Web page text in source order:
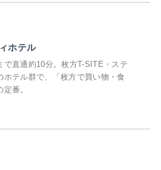
ホテル
で直通約10分。枚方T-SITE・ステ
ホテル群で、「枚方で買い物・食
番。